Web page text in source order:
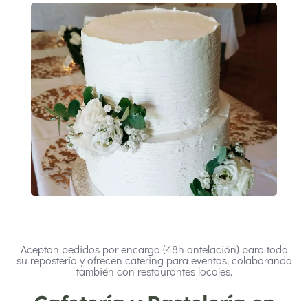
Aceptan pedidos por encargo (48h antelación) para toda
su repostería y ofrecen catering para eventos, colaborando
también con restaurantes locales.